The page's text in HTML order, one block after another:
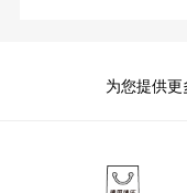
为您提供更